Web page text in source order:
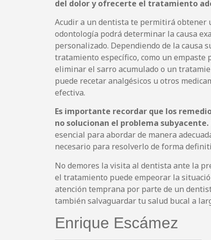
del dolor y ofrecerte el tratamiento
Acudir a un dentista te permitirá obtener
odontología podrá determinar la causa
personalizado. Dependiendo de la causa
tratamiento específico, como un
eliminar el sarro acumulado o un
puede recetar analgésicos u otros
efectiva.
Es importante recordar que los
no solucionan el problema subyacente.
esencial para abordar de manera
necesario para resolverlo de forma
No demores la visita al dentista ante la
el tratamiento puede empeorar la
atención temprana por parte de un
también salvaguardar tu salud bucal a
Enrique Escámez